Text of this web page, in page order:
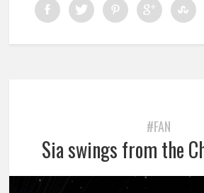
#FAN
Sia swings from the